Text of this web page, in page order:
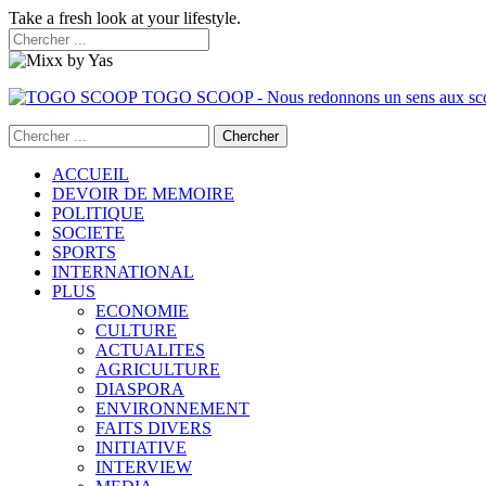
Take a fresh look at your lifestyle.
TOGO SCOOP - Nous redonnons un sens aux
ACCUEIL
DEVOIR DE MEMOIRE
POLITIQUE
SOCIETE
SPORTS
INTERNATIONAL
PLUS
ECONOMIE
CULTURE
ACTUALITES
AGRICULTURE
DIASPORA
ENVIRONNEMENT
FAITS DIVERS
INITIATIVE
INTERVIEW